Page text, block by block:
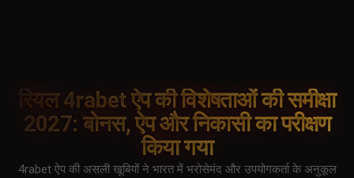
रियल 4rabet ऐप की विशेषताओं की समीक्षा
2027: बोनस, ऐप और निकासी का परीक्षण
किया गया
4rabet ऐप की असली खूबियों ने भारत में भरोसेमंद और उपयोगकर्ता के अनुकूल